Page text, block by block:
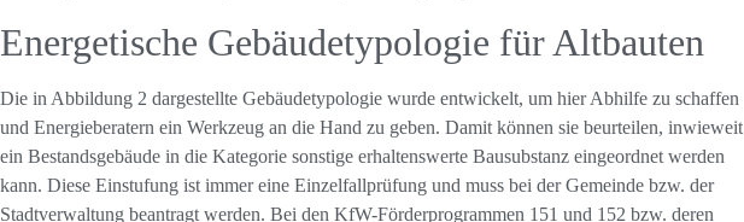
Energetische Gebäudetypologie für Altbauten
Die in Abbildung 2 dargestellte Gebäudetypologie wurde entwickelt, um hier Abhilfe zu schaffen
und Energieberatern ein Werkzeug an die Hand zu geben. Damit können sie beurteilen, inwieweit
ein Bestandsgebäude in die Kategorie sonstige erhaltenswerte Bausubstanz eingeordnet werden
kann. Diese Einstufung ist immer eine Einzelfallprüfung und muss bei der Gemeinde bzw. der
Stadtverwaltung beantragt werden. Bei den KfW-Förderprogrammen 151 und 152 bzw. deren